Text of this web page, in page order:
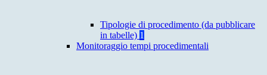
Tipologie di procedimento (da pubblicare
in tabelle) 1
Monitoraggio tempi procedimentali